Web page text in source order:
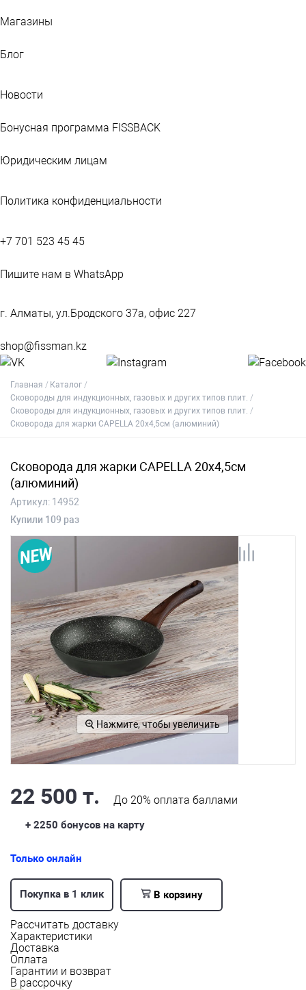
Магазины
Блог
Новости
Бонусная программа FISSBACK
Юридическим лицам
Политика конфиденциальности
+7 701 523 45 45
Пишите нам в WhatsApp
г. Алматы, ул.Бродского 37а, офис 227
shop@fissman.kz
Главная
Каталог
Сковороды для индукционных, газовых и других типов плит.
Сковороды для индукционных, газовых и других типов плит.
Сковорода для жарки CAPELLA 20x4,5см (алюминий)
Сковорода для жарки CAPELLA 20x4,5см
(алюминий)
Артикул: 14952
Купили 109 раз
Нажмите, чтобы увеличить
22 500 т. До 20% оплата баллами
+ 2250 бонусов на карту
Только онлайн
Покупка в 1 клик В корзину
Рассчитать доставку
Характеристики
Доставка
Оплата
Гарантии и возврат
В рассрочку